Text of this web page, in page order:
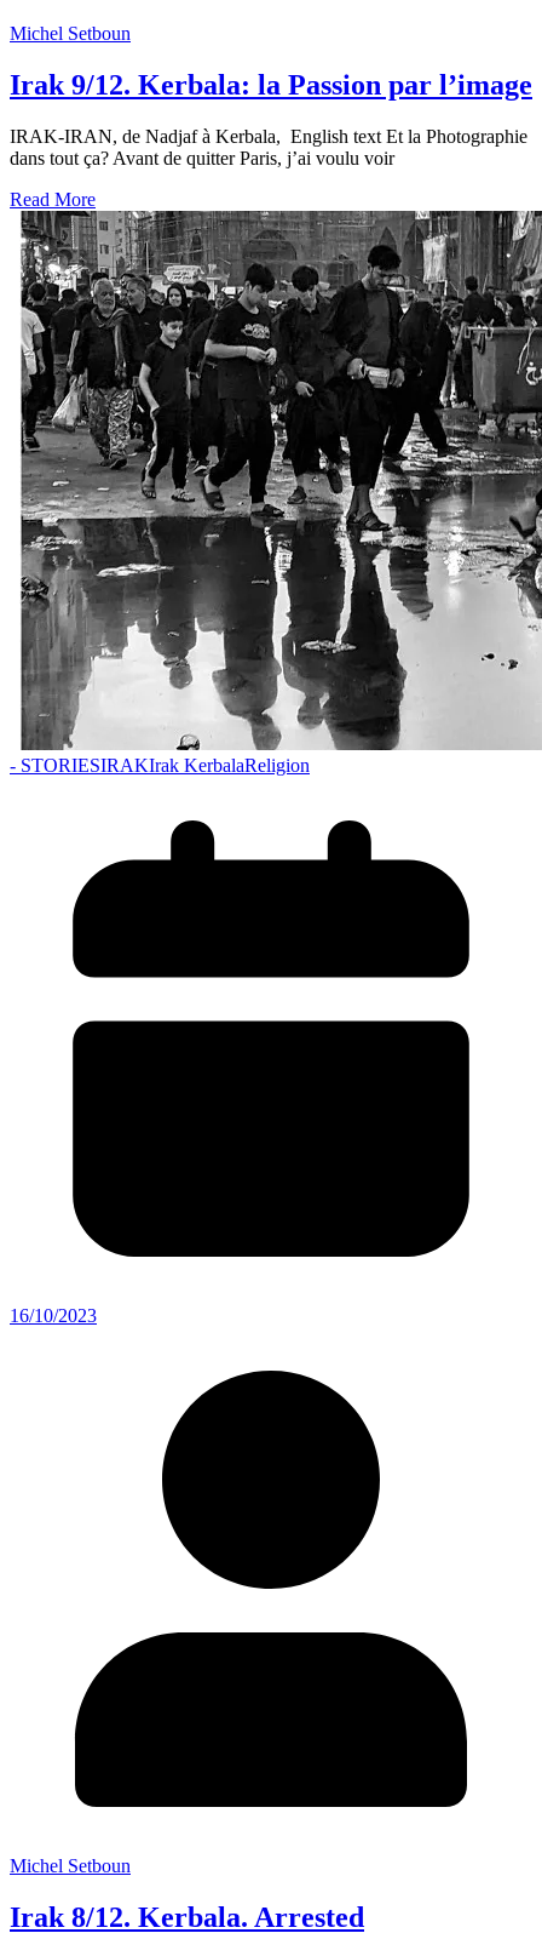
Michel Setboun
Irak 9/12. Kerbala: la Passion par l’image
IRAK-IRAN, de Nadjaf à Kerbala, English text Et la Photographie
dans tout ça? Avant de quitter Paris, j’ai voulu voir
Read More
- STORIESIRAKIrak KerbalaReligion
16/10/2023
Michel Setboun
Irak 8/12. Kerbala. Arrested